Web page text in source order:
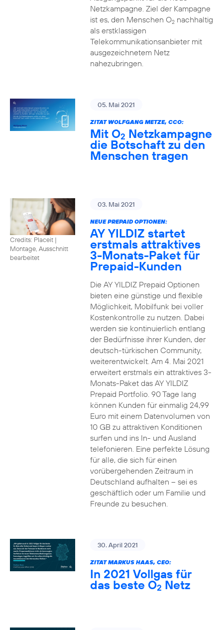
Netzkampagne. Ziel der Kampagne
ist es, den Menschen O2nachhaltig
als erstklassigen
Telekommunikationsanbieter mit
ausgezeichnetem Netz
nahezubringen.
05. Mai 2021
ZITAT WOLFGANG METZE, CCO:
Mit O2 Netzkampagne
die Botschaft zu den
Menschen tragen
Credits: Placeit |
Montage, Ausschnitt
bearbeitet
03. Mai 2021
NEUE PREPAID OPTIONEN:
AY YILDIZ startet
erstmals attraktives
3-Monats-Paket für
Prepaid-Kunden
Die AY YILDIZ Prepaid Optionen
bieten eine günstige und flexible
Möglichkeit, Mobilfunk bei voller
Kostenkontrolle zu nutzen. Dabei
werden sie kontinuierlich entlang
der Bedürfnisse ihrer Kunden, der
deutsch-türkischen Community,
weiterentwickelt. Am 4. Mai 2021
erweitert erstmals ein attraktives 3-
Monats-Paket das AY YILDIZ
Prepaid Portfolio. 90 Tage lang
können Kunden für einmalig 24,99
Euro mit einem Datenvolumen von
10 GB zu attraktiven Konditionen
surfen und ins In- und Ausland
telefonieren. Eine perfekte Lösung
für alle, die sich für einen
vorübergehenden Zeitraum in
Deutschland aufhalten – sei es
geschäftlich oder um Familie und
Freunde zu besuchen.
30. April 2021
ZITAT MARKUS HAAS, CEO:
In 2021 Vollgas für
das beste O2 Netz